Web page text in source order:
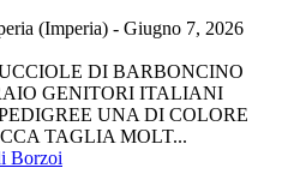
(Imperia) - Giugno 7, 2026
DI BARBONCINO
GENITORI ITALIANI
UNA DI COLORE
TAGLIA MOLT...